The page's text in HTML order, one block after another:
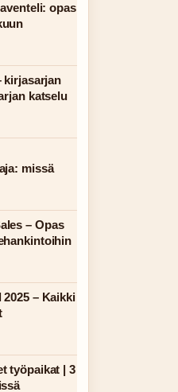
opas
kirjasarjan
katselu
missä
– Opas
– Kaikki
työpaikat | 3